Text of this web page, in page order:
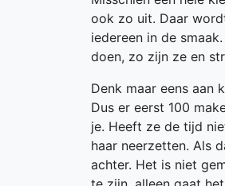
ook zo uit. Daar
iedereen in de
doen, zo zijn ze en
Denk maar eens aan
Dus er eerst 100
je. Heeft ze de tijd
haar neerzetten. Als
achter. Het is niet